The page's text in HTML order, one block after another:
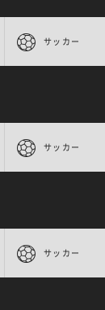
サッカー
サッカー
サッカー